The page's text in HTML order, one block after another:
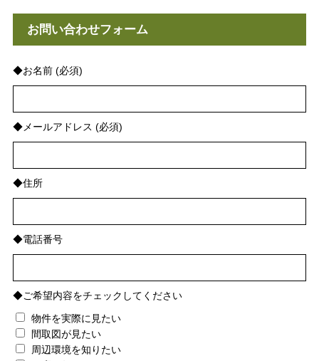
お問い合わせフォーム
◆お名前 (必須)
◆メールアドレス (必須)
◆住所
◆電話番号
◆ご希望内容をチェックしてください
物件を実際に見たい
間取図が見たい
周辺環境を知りたい